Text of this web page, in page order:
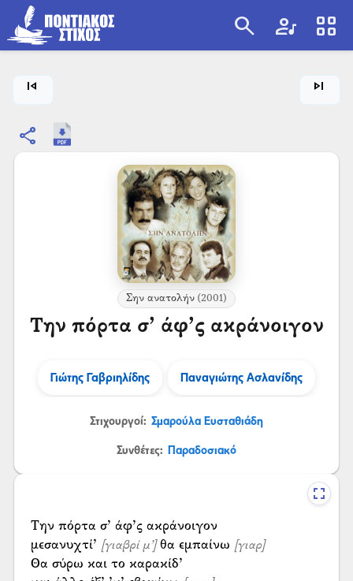
search artist view_cozy
skip_previous skip_next
share
Σην ανατολήν (2001)
Την πόρτα σ’ άφ’ς ακράνοιγον
Γιώτης Γαβριηλίδης Παναγιώτης Ασλανίδης
Στιχουργοί: Σμαρούλα Ευσταθιάδη
Συνθέτες: Παραδοσιακό
Την πόρτα σ’ άφ’ς ακράνοιγον
μεσανυχτί’ [γιαβρί μ’]θα εμπαίνω [γιαρ]
Θα σύρω και το καρακίδ’